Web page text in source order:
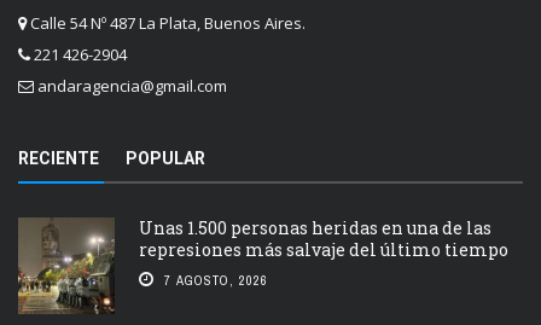
Calle 54 Nº 487 La Plata, Buenos Aires.
221 426-2904
andaragencia@gmail.com
RECIENTE POPULAR
Unas 1.500 personas heridas en una de las
represiones más salvaje del último tiempo
7 AGOSTO, 2026